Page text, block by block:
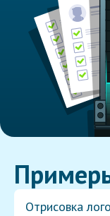
Отрисовка